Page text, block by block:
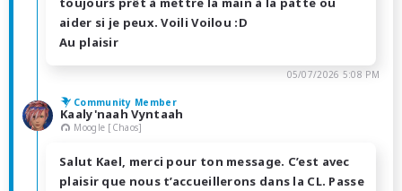
aider si je peux. Voili Voilou :D
Au plaisir
05/07/2026 5:08 PM
Community Member
Kaaly'naah Vyntaah
Moogle [Chaos]
Salut Kael, merci pour ton message. C’est avec
plaisir que nous t’accueillerons dans la CL. Passe